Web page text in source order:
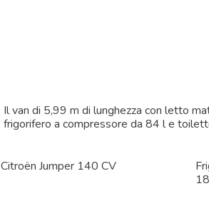
Il van di 5,99 m di lunghezza con letto
frigorifero a compressore da 84 l e
Citroën Jumper 140 CV